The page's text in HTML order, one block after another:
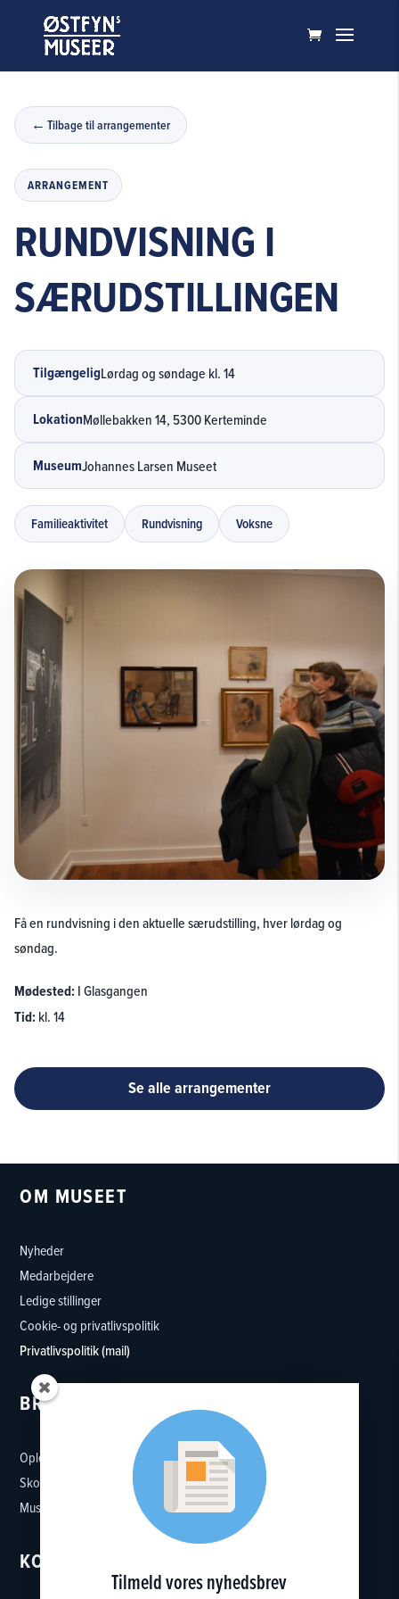
Tilbage til arrangementer
ARRANGEMENT
RUNDVISNING I
SÆRUDSTILLINGEN
TilgængeligLørdag og søndage kl. 14
LokationMøllebakken 14, 5300 Kerteminde
MuseumJohannes Larsen Museet
Familieaktivitet Rundvisning Voksne
Få en rundvisning i den aktuelle særudstilling, hver lørdag og
søndag.
Mødested:I Glasgangen
Tid:kl. 14
Se alle arrangementer
OM MUSEET
Nyheder
Medarbejdere
Ledige stillinger
Cookie- og privatlivspolitik
Privatlivspolitik (mail)
BRUG MUSEET
Oplevelser
Skoler
Museumsforeninger
KONTAKT
Tilmeld vores nyhedsbrev